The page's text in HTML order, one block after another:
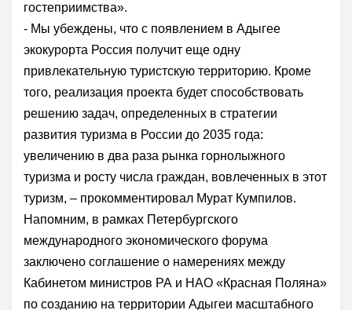
гостеприимства».
- Мы убеждены, что с появлением в Адыгее
экокурорта Россия получит еще одну
привлекательную туристскую территорию. Кроме
того, реализация проекта будет способствовать
решению задач, определенных в стратегии
развития туризма в России до 2035 года:
увеличению в два раза рынка горнолыжного
туризма и росту числа граждан, вовлеченных в этот
туризм, – прокомментировал Мурат Кумпилов.
Напомним, в рамках Петербургского
международного экономического форума
заключено соглашение о намерениях между
Кабинетом министров РА и НАО «Красная Поляна»
по созданию на территории Адыгеи масштабного